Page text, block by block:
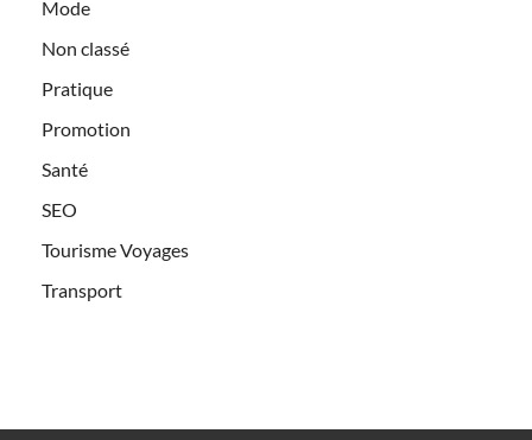
Mode
Non classé
Pratique
Promotion
Santé
SEO
Tourisme Voyages
Transport